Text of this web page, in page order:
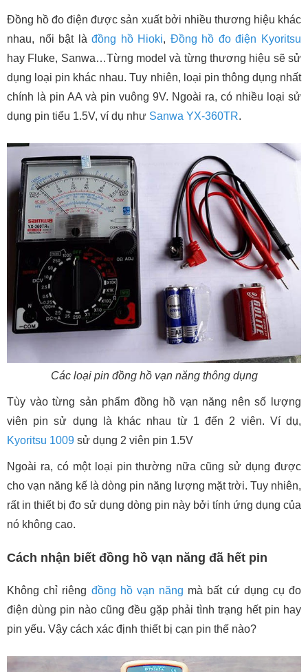
Đồng hồ đo điện được sản xuất bởi nhiều thương hiệu khác
nhau, nổi bật làđồng hồ Hioki, Đồng hồ đo điện Kyoritsu
hay Fluke, Sanwa…Từng model và từng thương hiệu sẽ sử
dụng loại pin khác nhau. Tuy nhiên, loại pin thông dụng nhất
chính là pin AA và pin vuông 9V. Ngoài ra, có nhiều loại sử
dụng pin tiểu 1.5V, ví dụ như Sanwa YX-360TR.
Các loại pin đồng hồ vạn năng thông dụng
Tùy vào từng sản phẩm đồng hồ vạn năng nên số lượng
viên pin sử dụng là khác nhau từ 1 đến 2 viên. Ví dụ,
Kyoritsu 1009 sử dụng 2 viên pin 1.5V
Ngoài ra, có một loại pin thường nữa cũng sử dụng được
cho vạn năng kế là dòng pin năng lượng mặt trời. Tuy nhiên,
rất in thiết bị đo sử dụng dòng pin này bởi tính ứng dụng của
nó không cao.
Cách nhận biết đồng hồ vạn năng đã hết pin
Không chỉ riêng đồng hồ vạn năng mà bất cứ dụng cụ đo
điện dùng pin nào cũng đều gặp phải tình trạng hết pin hay
pin yếu. Vậy cách xác định thiết bị cạn pin thế nào?